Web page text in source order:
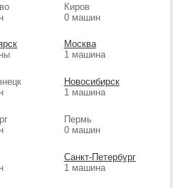
Киров
0 машин
Москва
1 машина
Новосибирск
1 машина
Пермь
0 машин
Санкт-Петербург
1 машина